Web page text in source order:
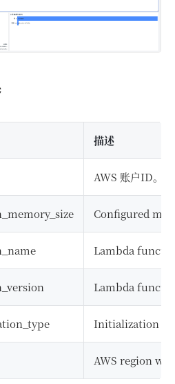
描述
AWS 账户ID。
Configured
Lambda
Lambda
Initialization
AWS region